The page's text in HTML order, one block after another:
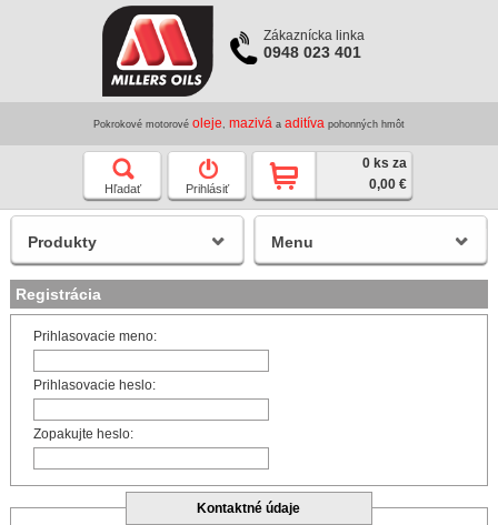
Zákaznícka linka
0948 023 401
Pokrokové motorové oleje mazivá a aditíva pohonných hmôt
Hľadať Prihlásiť
0 ks za
0,00 €
Registrácia
Prihlasovacie meno:
Prihlasovacie heslo:
Zopakujte heslo:
Kontaktné údaje
Produkty Menu